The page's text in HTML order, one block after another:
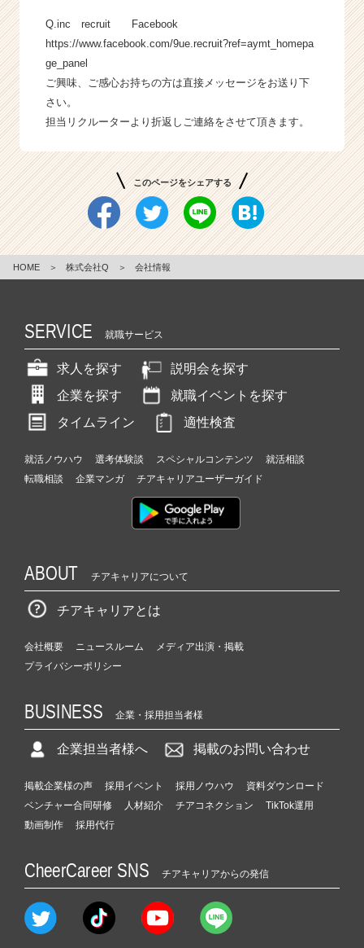
Q.inc recruit Facebook
https://www.facebook.com/9ue.recruit?ref=aymt_homepa
ge_panel
ご興味、ご感心お持ちの方は直接メッセージをお送り下
さい。
担当リクルーターより折返しご連絡をさせて頂きます。
このページをシェアする
HOME ＞ 株式会社Q ＞ 会社情報
SERVICE 就職サービス
求人を探す
説明会を探す
企業を探す
就職イベントを探す
タイムライン
適性検査
就活ノウハウ 選考体験談 スペシャルコンテンツ
就活相談
転職相談
企業マンガ チアキャリアユーザーガイド
ABOUT チアキャリアについて
チアキャリアとは
会社概要 ニュースルーム
メディア出演・掲載
プライバシーポリシー
BUSINESS 企業・採用担当者様
企業担当者様へ 掲載のお問い合わせ
掲載企業様の声 採用イベント 採用ノウハウ
資料ダウンロード
ベンチャー合同研修
人材紹介 チアコネクション
TikTok運用
動画制作
採用代行
CheerCareer SNS チアキャリアからの発信